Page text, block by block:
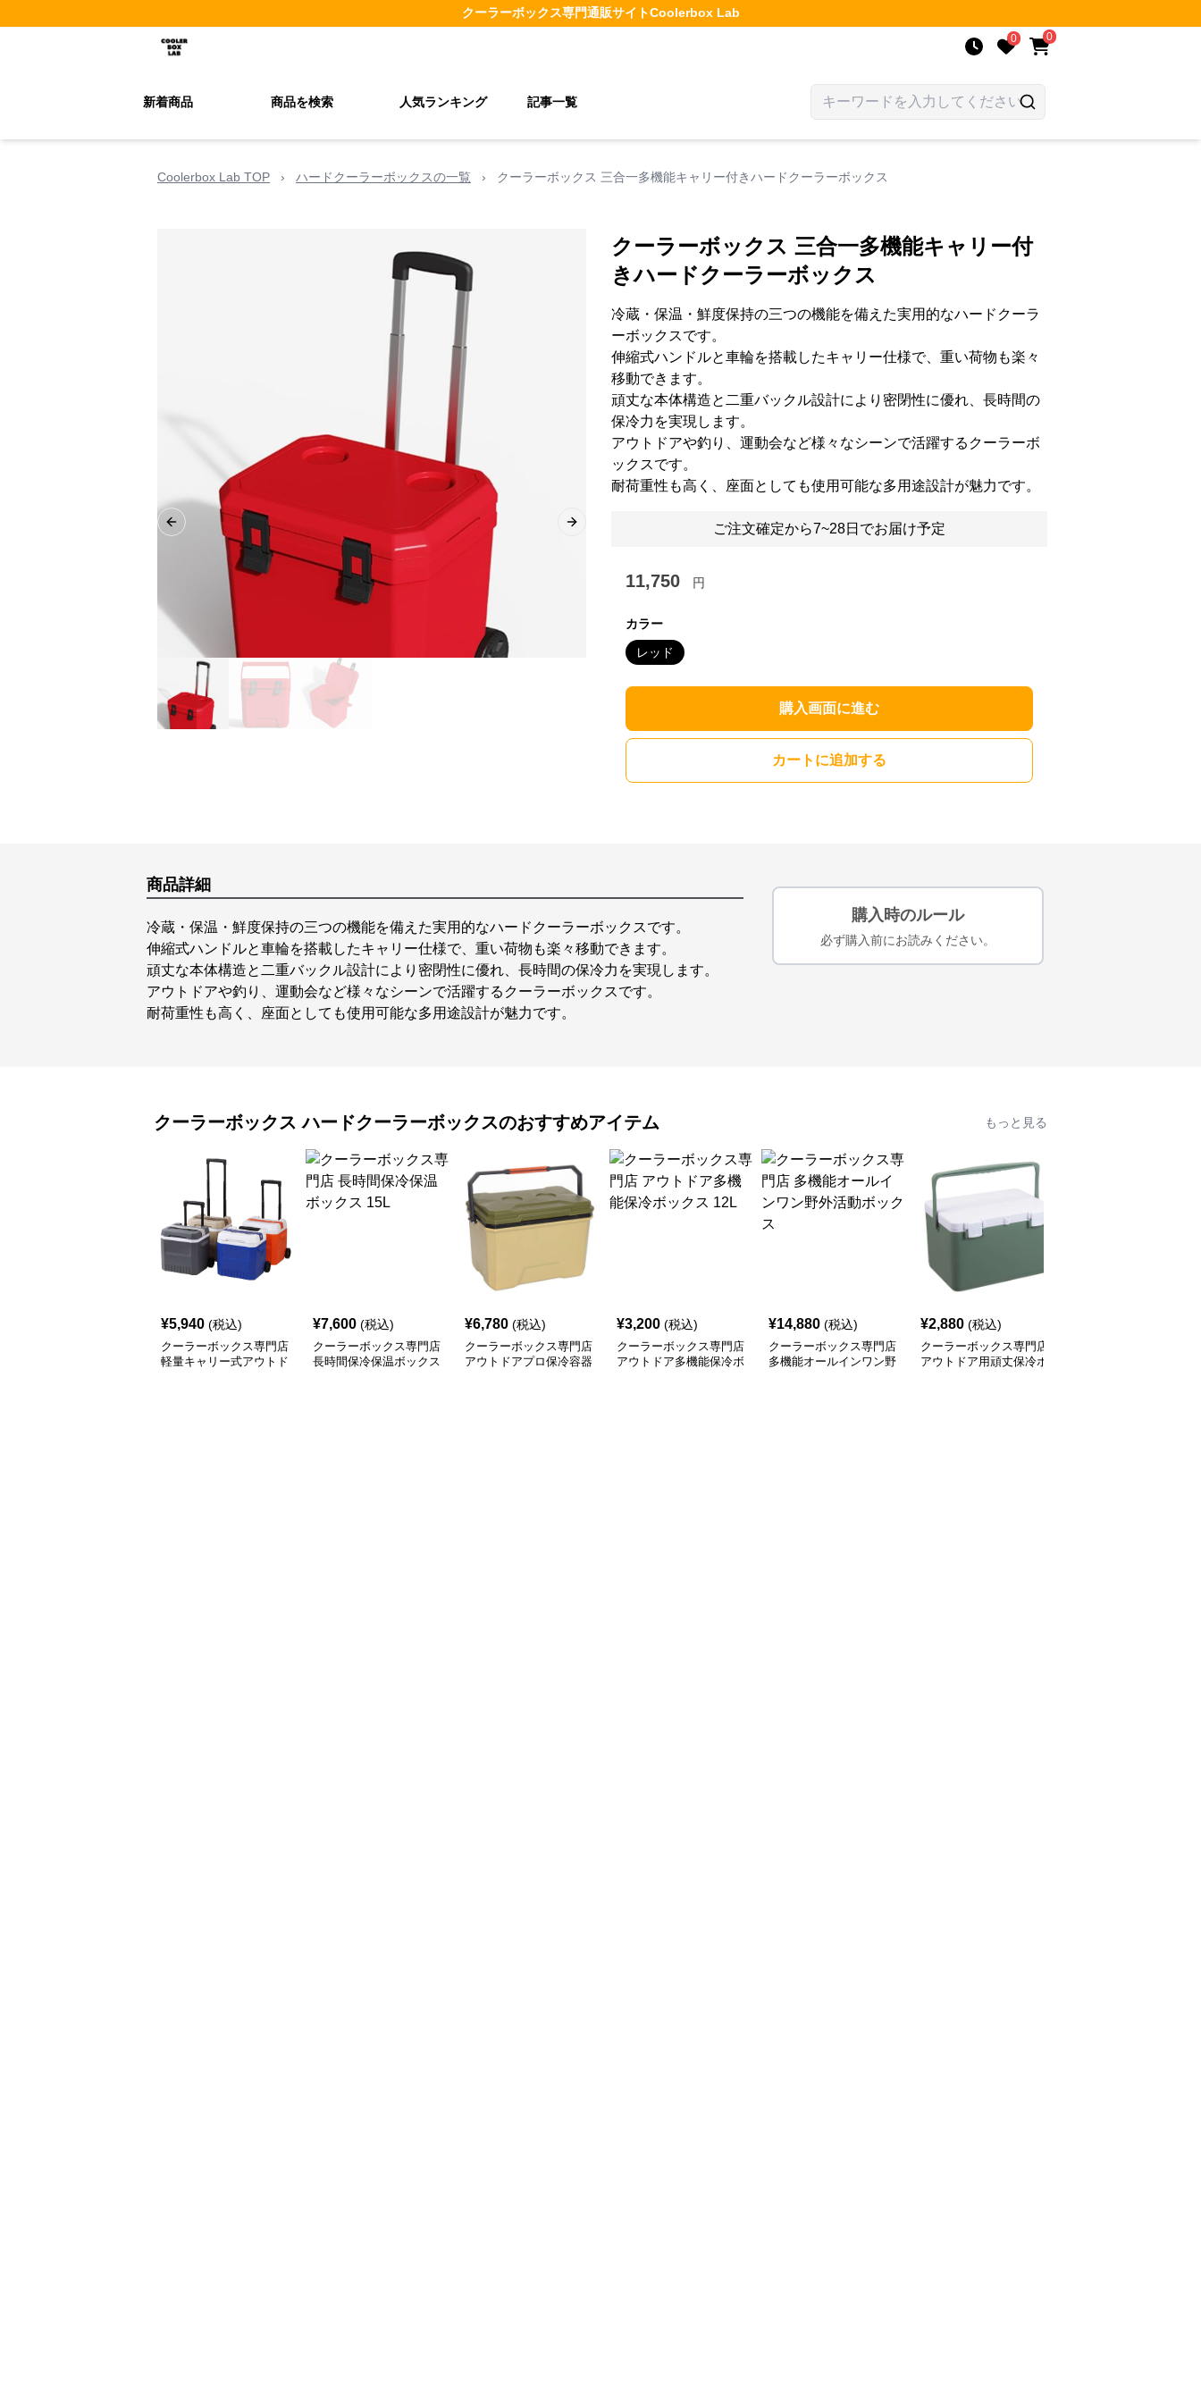
クーラーボックス専門通販サイトCoolerbox Lab
0 0
新着商品 商品を検索 人気ランキング 記事一覧
Coolerbox Lab TOP › ハードクーラーボックスの一覧 › クーラーボックス 三合一多機能キャリー付きハードクーラーボックス
Previous slide Next slide
クーラーボックス 三合一多機能キャリー付
きハードクーラーボックス
冷蔵・保温・鮮度保持の三つの機能を備えた実用的なハードクーラ
ーボックスです。
伸縮式ハンドルと車輪を搭載したキャリー仕様で、重い荷物も楽々
移動できます。
頑丈な本体構造と二重バックル設計により密閉性に優れ、長時間の
保冷力を実現します。
アウトドアや釣り、運動会など様々なシーンで活躍するクーラーボ
ックスです。
耐荷重性も高く、座面としても使用可能な多用途設計が魅力です。
ご注文確定から7~28日でお届け予定
11,750 円
カラー
レッド
購入画面に進む
カートに追加する
商品詳細
冷蔵・保温・鮮度保持の三つの機能を備えた実用的なハードクーラーボックスです。
伸縮式ハンドルと車輪を搭載したキャリー仕様で、重い荷物も楽々移動できます。
頑丈な本体構造と二重バックル設計により密閉性に優れ、長時間の保冷力を実現します。
アウトドアや釣り、運動会など様々なシーンで活躍するクーラーボックスです。
耐荷重性も高く、座面としても使用可能な多用途設計が魅力です。
購入時のルール
必ず購入前にお読みください。
クーラーボックス ハードクーラーボックスのおすすめアイテム もっと見る
¥5,940 (税込)
クーラーボックス専門店
軽量キャリー式アウトド
¥7,600 (税込)
クーラーボックス専門店
長時間保冷保温ボックス
¥6,780 (税込)
クーラーボックス専門店
アウトドアプロ保冷容器
¥3,200 (税込)
クーラーボックス専門店
アウトドア多機能保冷ボ
¥14,880 (税込)
クーラーボックス専門店
多機能オールインワン野
¥2,880 (税込)
クーラーボックス専門店
アウトドア用頑丈保冷ボ